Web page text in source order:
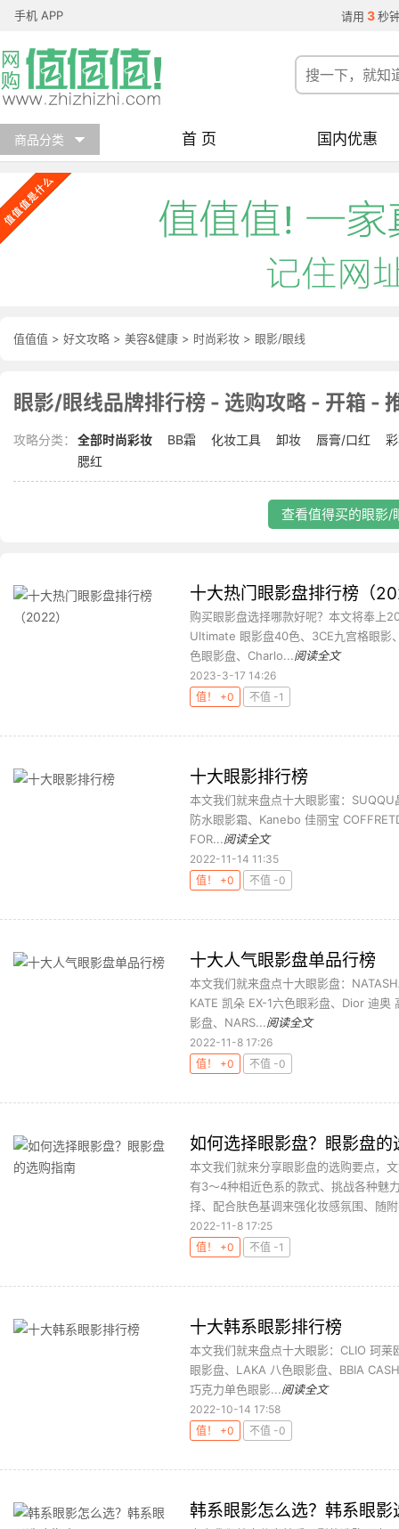
手机 APP 请用 3 秒
商品分类 首 页 国内优惠
值值值 > 好文攻略 > 美容&健康 > 时尚彩妆 > 眼影/眼线
眼影/眼线品牌排行榜 - 选购攻略 - 开箱 -
攻略分类： 全部时尚彩妆 BB霜 化妆工具 卸妆 唇膏/口红
腮红
查看值得买的眼影/
十大热门眼影盘排行榜（
购买眼影盘选择哪款好呢？本文将奉上
Ultimate 眼影盘40色、3CE九宫格眼影
色眼影盘、Charlo...阅读全文
2023-3-17 14:26
值！ +0
不值 -1
十大眼影排行榜
本文我们就来盘点十大眼影蜜：
防水眼影霜、Kanebo 佳丽宝
FOR...阅读全文
2022-11-14 11:35
值！ +0
不值 -0
十大人气眼影盘单品行榜
本文我们就来盘点十大眼影盘：
KATE 凯朵 EX-1六色眼彩盘、Dior 迪
影盘、NARS...阅读全文
2022-11-8 17:26
值！ +0
不值 -0
如何选择眼影盘？眼影盘的
本文我们就来分享眼影盘的选购要点，
有3～4种相近色系的款式、挑战各种魅
择、配合肤色基调来强化妆感氛围、随
2022-11-8 17:25
值！ +0
不值 -1
十大韩系眼影排行榜
本文我们就来盘点十大眼影：CLIO 珂
眼影盘、LAKA 八色眼影盘、BBIA
巧克力单色眼影...阅读全文
2022-10-14 17:58
值！ +0
不值 -0
韩系眼影怎么选？韩系眼影